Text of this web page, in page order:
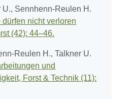
U., Sennhenn-Reulen H.
dürfen nicht verloren
(42): 44–46.
Reulen H., Talkner U.
und
Forst & Technik (11):